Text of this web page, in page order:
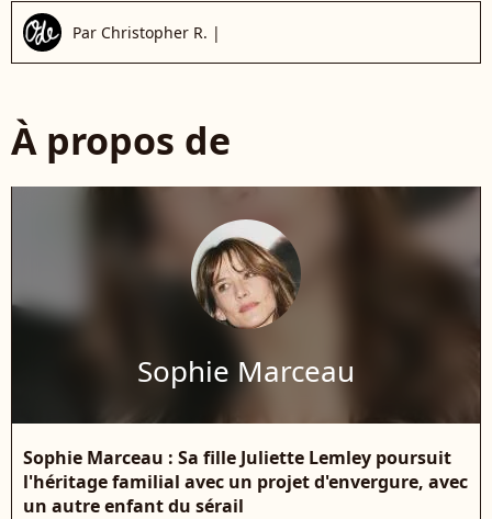
Par Christopher R. |
À propos de
Sophie Marceau
Sophie Marceau : Sa fille Juliette Lemley poursuit
l'héritage familial avec un projet d'envergure, avec
un autre enfant du sérail